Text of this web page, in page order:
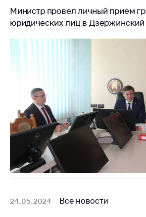
Министр провел личный прием
юридических лиц в
24.05.2024 Все новости